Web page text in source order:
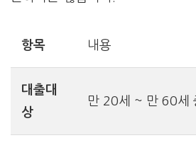
항목 내용
대출대
상
만 20세 ~ 만 60세